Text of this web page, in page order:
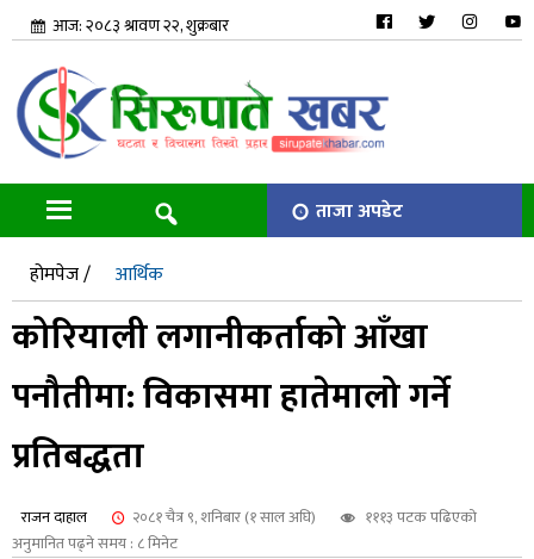
आज: २०८३ श्रावण २२, शुक्रबार
ताजा अपडेट
होमपेज /
आर्थिक
कोरियाली लगानीकर्ताको आँखा
पनौतीमा: विकासमा हातेमालो गर्ने
प्रतिबद्धता
राजन दाहाल २०८१ चैत्र ९, शनिबार (१ साल अघि)
१११३ पटक पढिएको
अनुमानित पढ्ने समय : ८ मिनेट